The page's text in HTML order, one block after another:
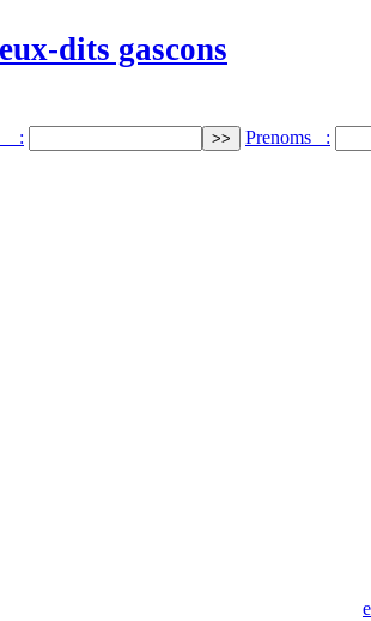
dits gascons
: Prenoms :